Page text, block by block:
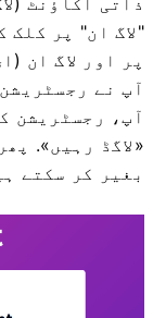
"لاگ ان" پر کلک
پر اور لاگ ان
آپ نے
آپ، رجسٹریشن
«لاگڈ رہیں».
بغیر کر سکتے